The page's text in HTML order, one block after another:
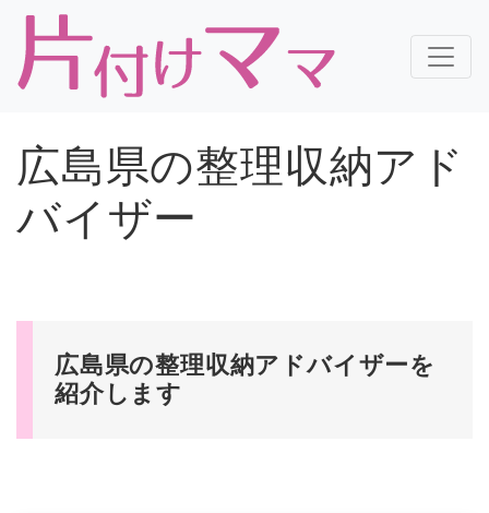
広島県の整理収納アド
バイザー
広島県の整理収納アドバイザーを
紹介します